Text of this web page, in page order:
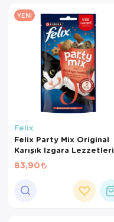
YENI
Felix
Felix Party Mix Original
Karışık Izgara Lezzetleri
Kedi Ödül Maması 60 Gr
83,90